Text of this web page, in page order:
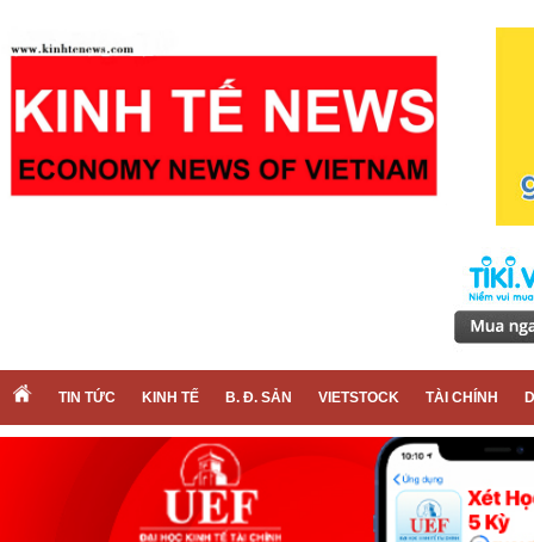
TIN TỨC KINH TẾ B. Đ. SẢN VIETSTOCK TÀI CHÍNH